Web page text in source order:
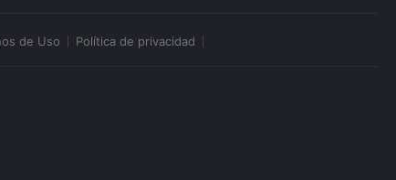
de Uso Política de privacidad